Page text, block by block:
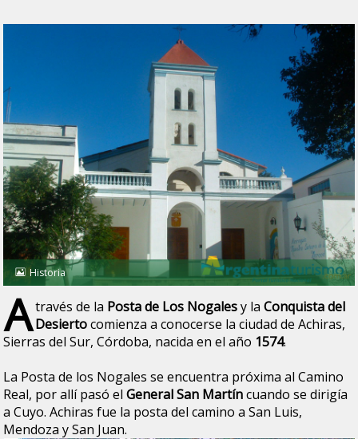
Historia
Através de la Posta de Los Nogalesy laConquista del
Desiertocomienza a conocerse la ciudad de Achiras,
Sierras del Sur, Córdoba, nacida en el año 1574.
La Posta de los Nogales se encuentra próxima al Camino
Real, por allí pasó elGeneral San Martíncuando se dirigía
a Cuyo. Achiras fue la posta del camino a San Luis,
Mendoza y San Juan.